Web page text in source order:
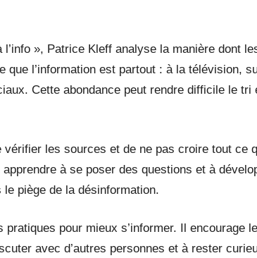
l’info », Patrice Kleff analyse la manière dont
que l’information est partout : à la télévision,
Cette abondance peut rendre difficile le tri
vérifier les sources et de ne pas croire tout ce
à se poser des questions et à
piège de la désinformation.
pour mieux s’informer. Il encourage
avec d’autres personnes et à rester